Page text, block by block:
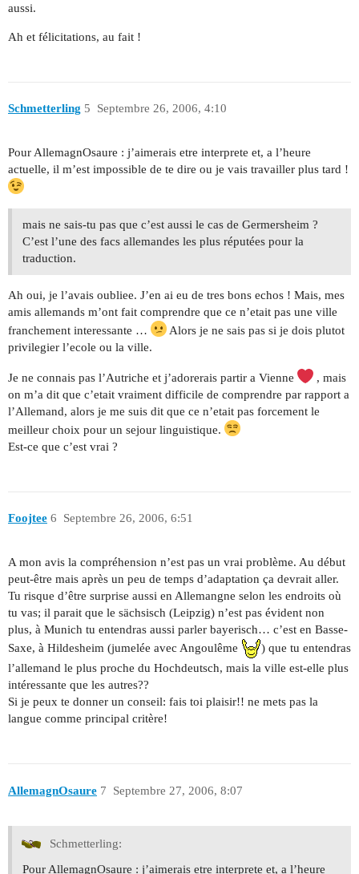
aussi.
Ah et félicitations, au fait !
Schmetterling Septembre 26, 2006, 4:10
5
Pour AllemagnOsaure : j’aimerais etre interprete et, a l’heure
actuelle, il m’est impossible de te dire ou je vais travailler plus tard !
mais ne sais-tu pas que c’est aussi le cas de Germersheim ?
C’est l’une des facs allemandes les plus réputées pour la
traduction.
Ah oui, je l’avais oubliee. J’en ai eu de tres bons echos ! Mais, mes
amis allemands m’ont fait comprendre que ce n’etait pas une ville
franchement interessante …
Alors je ne sais pas si je dois plutot
privilegier l’ecole ou la ville.
Je ne connais pas l’Autriche et j’adorerais partir a Vienne
, mais
on m’a dit que c’etait vraiment difficile de comprendre par rapport a
l’Allemand, alors je me suis dit que ce n’etait pas forcement le
meilleur choix pour un sejour linguistique.
Est-ce que c’est vrai ?
Foojtee Septembre 26, 2006, 6:51
6
A mon avis la compréhension n’est pas un vrai problème. Au début
peut-être mais après un peu de temps d’adaptation ça devrait aller.
Tu risque d’être surprise aussi en Allemangne selon les endroits où
tu vas; il parait que le sächsisch (Leipzig) n’est pas évident non
plus, à Munich tu entendras aussi parler bayerisch… c’est en Basse-
Saxe, à Hildesheim (jumelée avec Angoulême
) que tu entendras
l’allemand le plus proche du Hochdeutsch, mais la ville est-elle plus
intéressante que les autres??
Si je peux te donner un conseil: fais toi plaisir!! ne mets pas la
langue comme principal critère!
AllemagnOsaure Septembre 27, 2006, 8:07
7
Schmetterling:
Pour AllemagnOsaure : j’aimerais etre interprete et, a l’heure